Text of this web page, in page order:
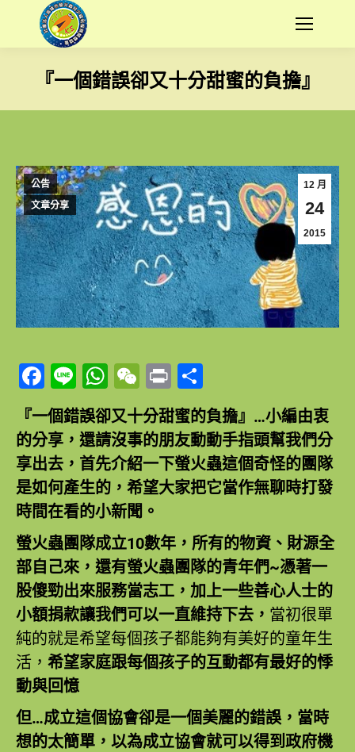
『一個錯誤卻又十分甜蜜的負擔』
12 月
24
2015
公告
文章分享
Facebook
LineWhatsApp
WeChat
Print
『一個錯誤卻又十分甜蜜的負擔』…小編由衷
的分享，還請沒事的朋友動動手指頭幫我們分
享出去，首先介紹一下螢火蟲這個奇怪的團隊
是如何產生的，希望大家把它當作無聊時打發
時間在看的小新聞。
螢火蟲團隊成立10數年，所有的物資、財源全
部自己來，還有螢火蟲團隊的青年們~憑著一
股傻勁出來服務當志工，加上一些善心人士的
小額捐款讓我們可以一直維持下去， 當初很單
純的就是希望每個孩子都能夠有美好的童年生
活 ， 希望家庭跟每個孩子的互動都有最好的悸
動與回憶
但…成立這個協會卻是一個美麗的錯誤，當時
想的太簡單，以為成立協會就可以得到政府機